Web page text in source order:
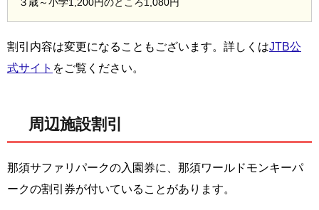
割引内容は変更になることもございます。詳しくはJTB公
式サイト をご覧ください。
周辺施設割引
那須サファリパークの入園券に、那須ワールドモンキーパ
ークの割引券が付いていることがあります。